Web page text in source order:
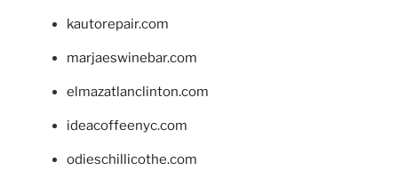
kautorepair.com
marjaeswinebar.com
elmazatlanclinton.com
ideacoffeenyc.com
odieschillicothe.com